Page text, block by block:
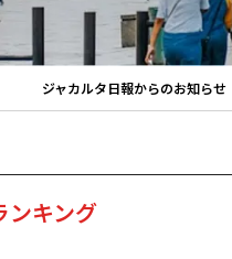
ジャカルタ日報からのお知らせ
ンキング